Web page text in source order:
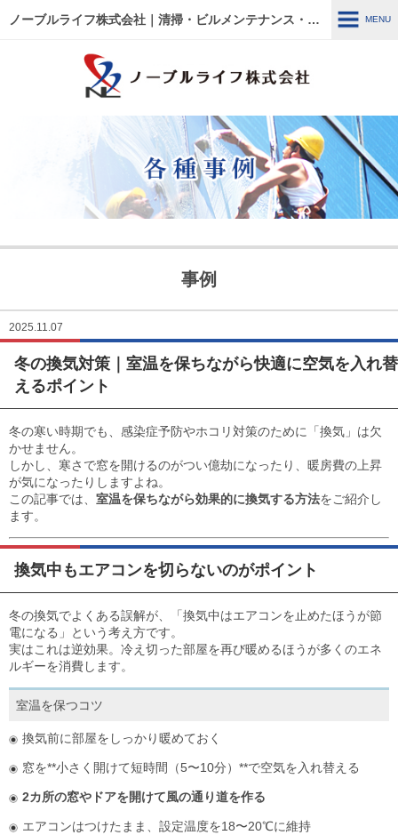
ノーブルライフ株式会社｜清掃・ビルメンテナンス・施設管理・改修工事｜大阪・兵庫・京都・滋賀・東京 MENU
各種事例
ノーブルライフの強み・特徴
ウルトラフロアケア
エアコン関連 ～修繕・入
リフォーム・修繕工事 清掃管理
スタッフ紹介
新着情報
お問合せ
事例
2025.11.07
冬の換気対策｜室温を保ちながら快適に空気を入れ替
えるポイント
冬の寒い時期でも、感染症予防やホコリ対策のために「換気」は欠
かせません。
しかし、寒さで窓を開けるのがつい億劫になったり、暖房費の上昇
が気になったりしますよね。
この記事では、 室温を保ちながら効果的に換気する方法をご紹介し
ます。
換気中もエアコンを切らないのがポイント
冬の換気でよくある誤解が、「換気中はエアコンを止めたほうが節
電になる」という考え方です。
実はこれは逆効果。冷え切った部屋を再び暖めるほうが多くのエネ
ルギーを消費します。
室温を保つコツ
換気前に部屋をしっかり暖めておく
窓を**小さく開けて短時間（5〜10分）**で空気を入れ替える
2カ所の窓やドアを開けて風の通り道を作る
エアコンはつけたまま、設定温度を18〜20℃に維持